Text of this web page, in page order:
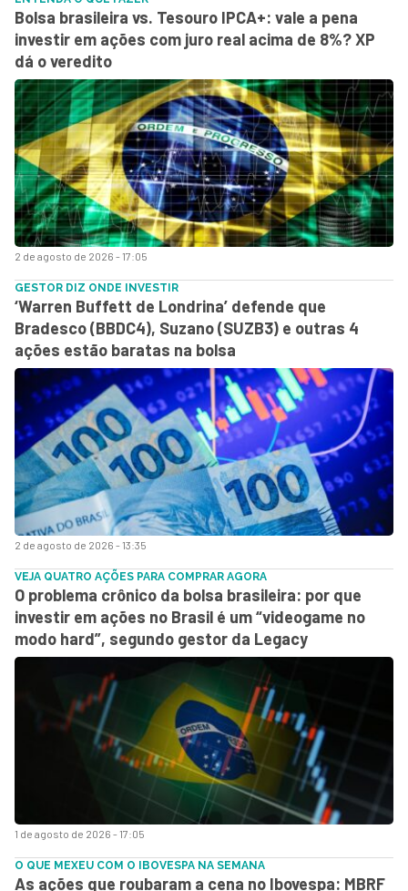
2 de agosto de 2026 - 17:05
Bolsa brasileira vs. Tesouro IPCA+: vale a pena
investir em ações com juro real acima de 8%? XP
dá o veredito
2 de agosto de 2026 - 13:35
GESTOR DIZ ONDE INVESTIR
‘Warren Buffett de Londrina’ defende que
Bradesco (BBDC4), Suzano (SUZB3) e outras 4
ações estão baratas na bolsa
1 de agosto de 2026 - 17:05
VEJA QUATRO AÇÕES PARA COMPRAR AGORA
O problema crônico da bolsa brasileira: por que
investir em ações no Brasil é um “videogame no
modo hard”, segundo gestor da Legacy
O QUE MEXEU COM O IBOVESPA NA SEMANA
As ações que roubaram a cena no Ibovespa: MBRF